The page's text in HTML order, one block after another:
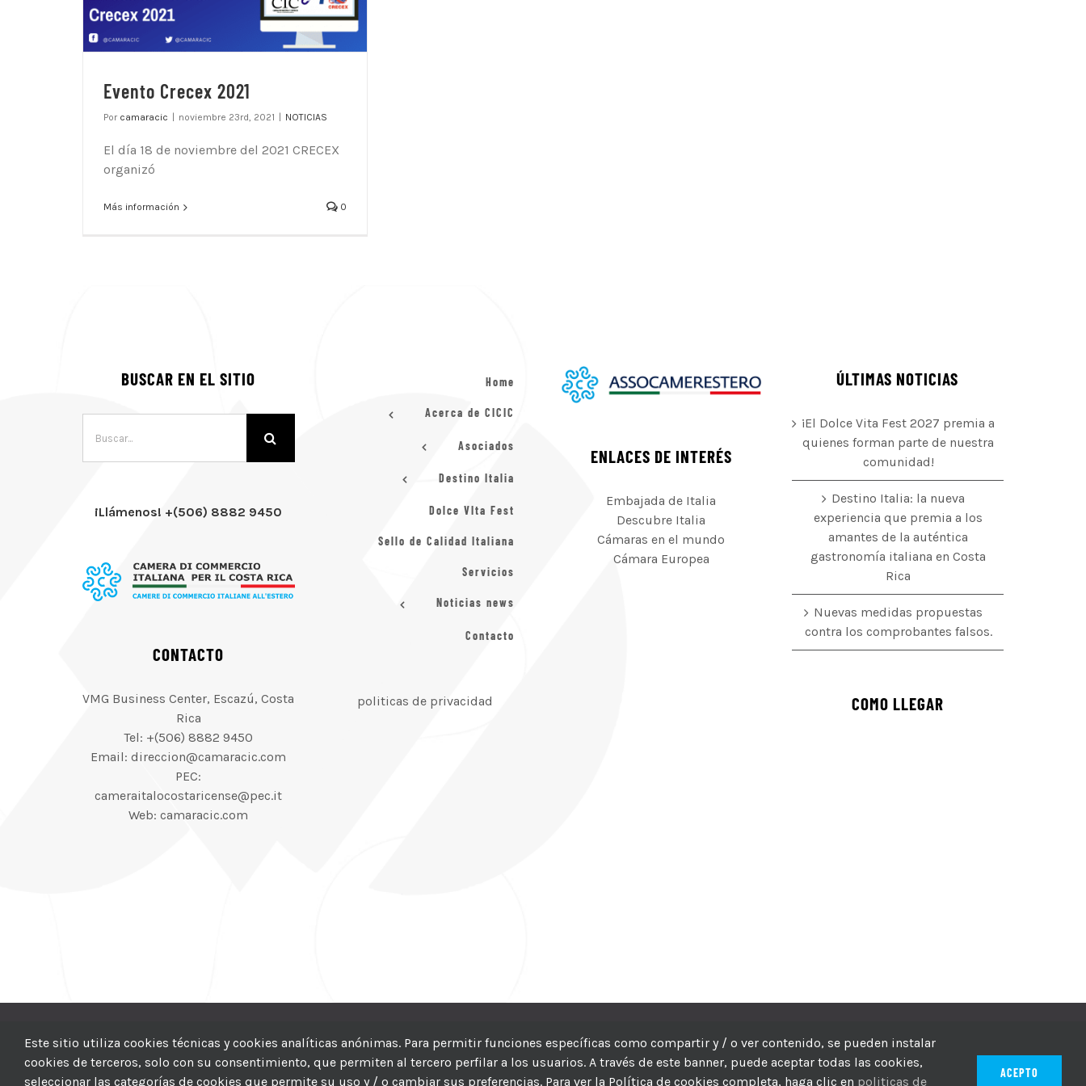
Evento Crecex 2021
Por camaracic noviembre 23rd, 2021 NOTICIAS
El día 18 de noviembre del 2021 CRECEX
organizó
Más información 0
BUSCAR EN EL SITIO
¡Llámenos! +(506) 8882 9450
CONTACTO
VMG Business Center, Escazú, Costa
Rica
Tel: +(506) 8882 9450
Email: direccion@camaracic.com
PEC:
cameraitalocostaricense@pec.it
Web: camaracic.com
Home
Acerca de CICIC
Asociados
Destino Italia
Dolce VIta Fest
Sello de Calidad Italiana
Servicios
Noticias news
Contacto
politicas de privacidad
ENLACES DE INTERÉS
Embajada de Italia
Descubre Italia
Cámaras en el mundo
Cámara Europea
ÚLTIMAS NOTICIAS
¡El Dolce Vita Fest 2027 premia a
quienes forman parte de nuestra
comunidad!
Destino Italia: la nueva
experiencia que premia a los
amantes de la auténtica
gastronomía italiana en Costa
Rica
Nuevas medidas propuestas
contra los comprobantes falsos.
COMO LLEGAR
© 2012–2025 | CICIC Hosting Para PYMES MBAGIO.COM | Todos los derechos reservados
FacebookTwitter YouTubeInstagramWhatsAppLinkedInCorreo
Este sitio utiliza cookies técnicas y cookies analíticas anónimas. Para permitir funciones específicas como compartir y / o ver contenido, se pueden instalar
cookies de terceros, solo con su consentimiento, que permiten al tercero perfilar a los usuarios. A través de este banner, puede aceptar todas las cookies,
seleccionar las categorías de cookies que permite su uso y / o cambiar sus preferencias. Para ver la Política de cookies completa, haga clic en politicas de
ACEPTO